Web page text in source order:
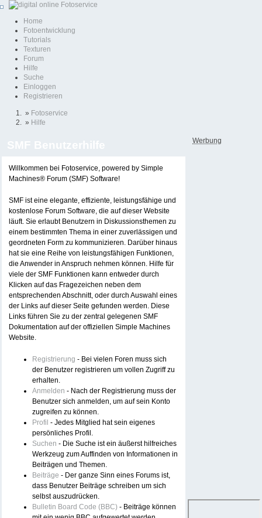
Home
Fotoentwicklung
Tutorials
Texturen
Forum
Hilfe
Suche
Einloggen
Registrieren
» Fotoservice
» Hilfe
Willkommen bei Fotoservice, powered by Simple
Machines® Forum (SMF) Software!
SMF ist eine elegante, effiziente, leistungsfähige und
kostenlose Forum Software, die auf dieser Website
läuft. Sie erlaubt Benutzern in Diskussionsthemen zu
einem bestimmten Thema in einer zuverlässigen und
geordneten Form zu kommunizieren. Darüber hinaus
hat sie eine Reihe von leistungsfähigen Funktionen,
die Anwender in Anspruch nehmen können. Hilfe für
viele der SMF Funktionen kann entweder durch
Klicken auf das Fragezeichen neben dem
entsprechenden Abschnitt, oder durch Auswahl eines
der Links auf dieser Seite gefunden werden. Diese
Links führen Sie zu der zentral gelegenen SMF
Dokumentation auf der offiziellen Simple Machines
Website.
Registrierung - Bei vielen Foren muss sich
der Benutzer registrieren um vollen Zugriff zu
erhalten.
Anmelden - Nach der Registrierung muss der
Benutzer sich anmelden, um auf sein Konto
zugreifen zu können.
Profil - Jedes Mitglied hat sein eigenes
persönliches Profil.
Suchen - Die Suche ist ein äußerst hilfreiches
Werkzeug zum Auffinden von Informationen in
Beiträgen und Themen.
Beiträge - Der ganze Sinn eines Forums ist,
dass Benutzer Beiträge schreiben um sich
selbst auszudrücken.
Bulletin Board Code (BBC) - Beiträge können
Werbung